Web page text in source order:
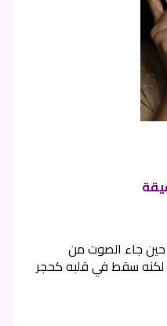
جاء الصوت من
لكنه سقط في قلبه كحجر